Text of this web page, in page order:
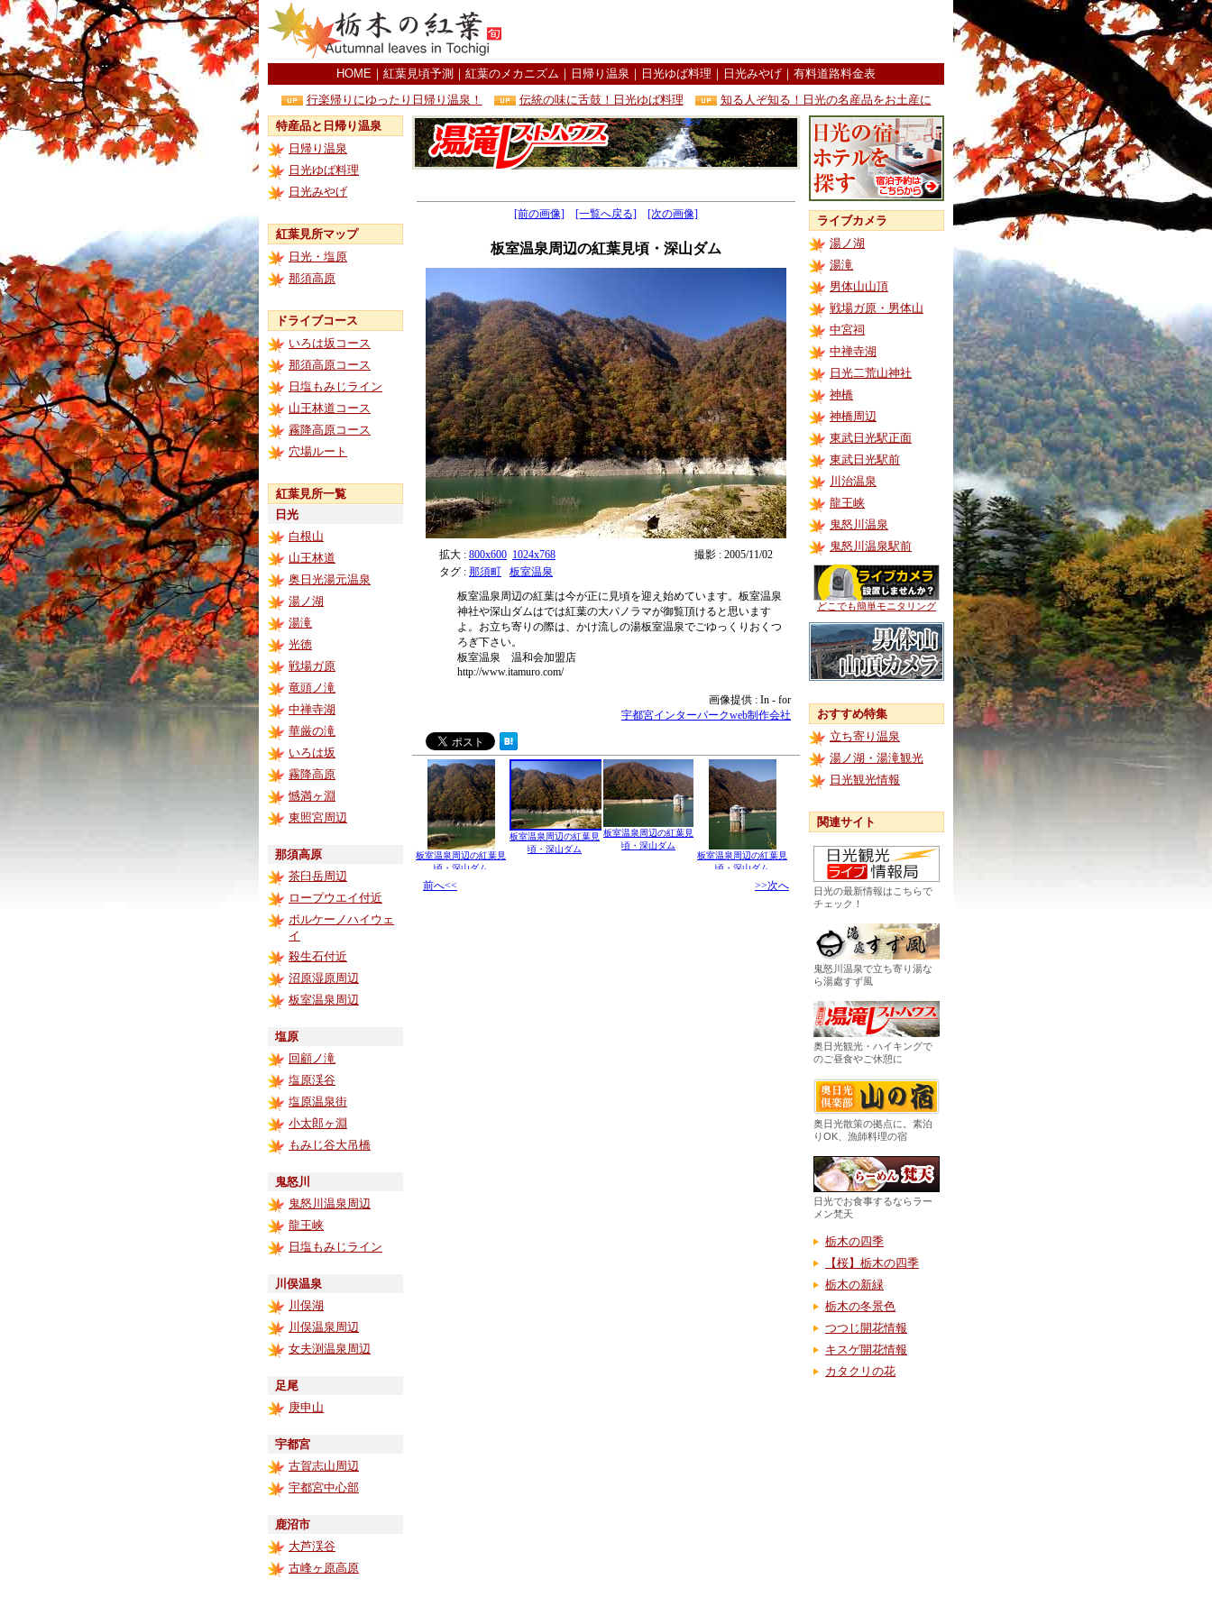
HOME ｜ 紅葉見頃予測 ｜ 紅葉のメカニズム ｜ 日帰り温泉 ｜ 日光ゆば料理 ｜ 日光みやげ ｜ 有料道路料金表
行楽帰りにゆったり日帰り温泉！
伝統の味に舌鼓！日光ゆば料理
知る人ぞ知る！日光の名産品をお土産に
特産品と日帰り温泉
日帰り温泉
日光ゆば料理
日光みやげ
紅葉見所マップ
日光・塩原
那須高原
ドライブコース
いろは坂コース
那須高原コース
日塩もみじライン
山王林道コース
霧降高原コース
穴場ルート
紅葉見所一覧
日光
白根山
山王林道
奥日光湯元温泉
湯ノ湖
湯滝
光徳
戦場ガ原
竜頭ノ滝
中禅寺湖
華厳の滝
いろは坂
霧降高原
憾満ヶ淵
東照宮周辺
那須高原
茶臼岳周辺
ロープウエイ付近
ボルケーノハイウェ
イ
殺生石付近
沼原湿原周辺
板室温泉周辺
塩原
回顧ノ滝
塩原渓谷
塩原温泉街
小太郎ヶ淵
もみじ谷大吊橋
鬼怒川
鬼怒川温泉周辺
龍王峡
日塩もみじライン
川俣温泉
川俣湖
川俣温泉周辺
女夫渕温泉周辺
足尾
庚申山
宇都宮
古賀志山周辺
宇都宮中心部
鹿沼市
大芦渓谷
古峰ヶ原高原
[前の画像] [一覧へ戻る] [次の画像]
板室温泉周辺の紅葉見頃・深山ダム
拡大 : 800x600 1024x768
撮影 : 2005/11/02
タグ : 那須町
板室温泉
板室温泉周辺の紅葉は今が正に見頃を迎え始めています。板室温泉
神社や深山ダムはでは紅葉の大パノラマが御覧頂けると思います
よ。お立ち寄りの際は、かけ流しの湯板室温泉でごゆっくりおくつ
ろぎ下さい。
板室温泉 温和会加盟店
http://www.itamuro.com/
画像提供 : In - for
宇都宮インターパークweb制作会社
板室温泉周辺の紅葉見
頃・深山ダム
板室温泉周辺の紅葉見
頃・深山ダム
板室温泉周辺の紅葉見
頃・深山ダム
板室温泉周辺の紅葉見
頃・深山ダム
前へ<< >>次へ
ライブカメラ
湯ノ湖
湯滝
男体山山頂
戦場ガ原・男体山
中宮祠
中禅寺湖
日光二荒山神社
神橋
神橋周辺
東武日光駅正面
東武日光駅前
川治温泉
龍王峡
鬼怒川温泉
鬼怒川温泉駅前
どこでも簡単モニタリング
おすすめ特集
立ち寄り温泉
湯ノ湖・湯滝観光
日光観光情報
関連サイト
日光の最新情報はこちらで
チェック！
鬼怒川温泉で立ち寄り湯な
ら湯處すず風
奥日光観光・ハイキングで
のご昼食やご休憩に
奥日光散策の拠点に。素泊
りOK、漁師料理の宿
日光でお食事するならラー
メン梵天
栃木の四季
【桜】栃木の四季
栃木の新緑
栃木の冬景色
つつじ開花情報
キスゲ開花情報
カタクリの花